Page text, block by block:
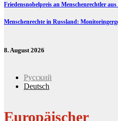
Friedensnobelpreis an Menschenrechtler
Menschenrechte in Russland:
8. August 2026
Русский
Deutsch
Europäischer